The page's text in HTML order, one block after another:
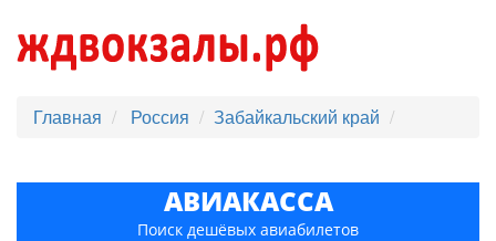
Главная Россия Забайкальский край
АВИАКАССА
Поиск дешёвых авиабилетов